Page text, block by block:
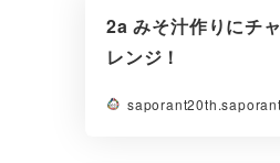
2a みそ汁作りにチャ
レンジ！